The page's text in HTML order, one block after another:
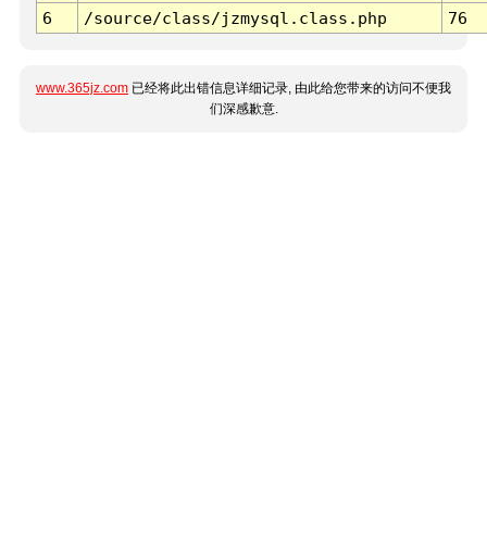
6
/source/class/jzmysql.class.php 76
www.365jz.com 已经将此出错信息详细记录, 由此给您带来的访问不便我
们深感歉意.